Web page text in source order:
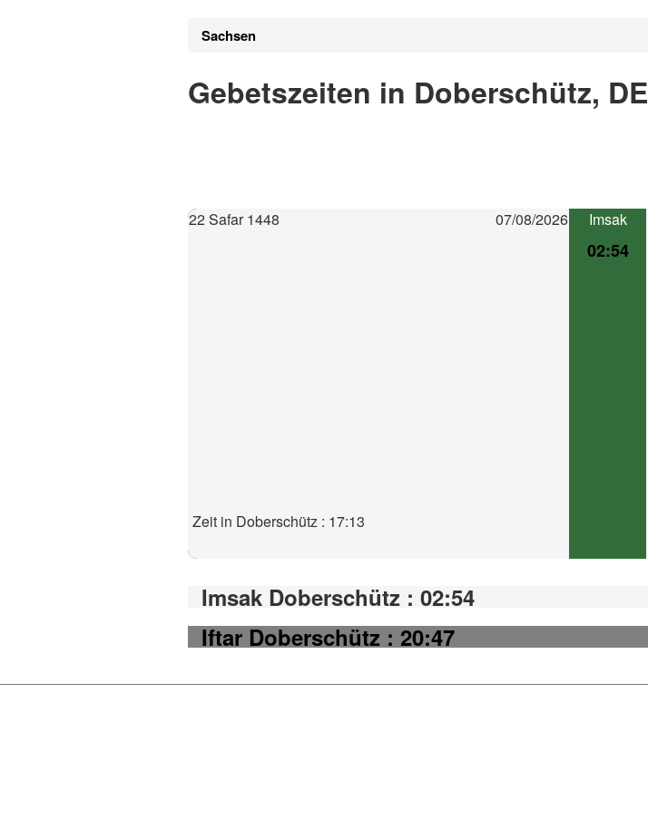
Sachsen
Gebetszeiten in Doberschütz, DE
22 Safar 1448 07/08/2026
Zeit in Doberschütz : 17:13
Imsak
02:54
Imsak Doberschütz : 02:54
Iftar Doberschütz : 20:47